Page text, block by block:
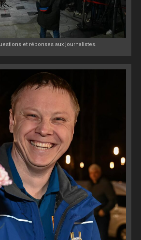
et réponses aux journalistes.